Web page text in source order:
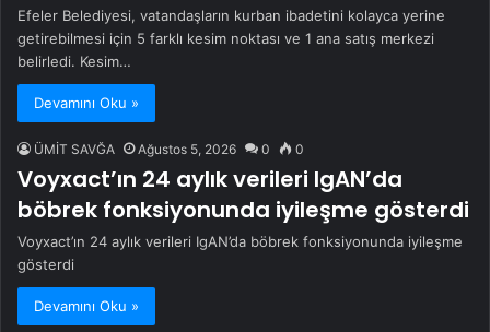
Efeler Belediyesi, vatandaşların kurban ibadetini kolayca yerine
getirebilmesi için 5 farklı kesim noktası ve 1 ana satış merkezi
belirledi. Kesim…
Devamını Oku »
ÜMİT SAVĞA Ağustos 5, 2026 0 0
Voyxact’ın 24 aylık verileri IgAN’da
böbrek fonksiyonunda iyileşme gösterdi
Voyxact’ın 24 aylık verileri IgAN’da böbrek fonksiyonunda iyileşme
gösterdi
Devamını Oku »